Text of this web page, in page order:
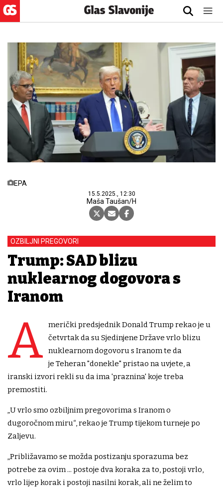
EPA
15.5.2025., 12:30
Maša Taušan/H
OZBILJNI PREGOVORI
Trump: SAD blizu
nuklearnog dogovora s
Iranom
A
merički predsjednik Donald Trump rekao je u
četvrtak da su Sjedinjene Države vrlo blizu
nuklearnom dogovoru s Iranom te da
je Teheran "donekle" pristao na uvjete, a
iranski izvori rekli su da ima 'praznina' koje treba
premostiti.
„U vrlo smo ozbiljnim pregovorima s Iranom o
dugoročnom miru“, rekao je Trump tijekom turneje po
Zaljevu.
„Približavamo se možda postizanju sporazuma bez
potrebe za ovim ... postoje dva koraka za to, postoji vrlo,
vrlo lijep korak i postoji nasilni korak, ali ne želim to